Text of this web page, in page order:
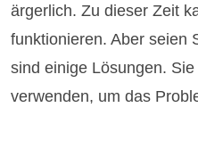
ärgerlich. Zu dieser Zeit
funktionieren. Aber seien
sind einige Lösungen.
verwenden, um das